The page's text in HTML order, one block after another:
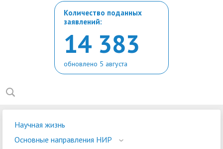
Количество поданных
заявлений:
14 383
обновлено 5 августа
Научная жизнь
Основные направления НИР